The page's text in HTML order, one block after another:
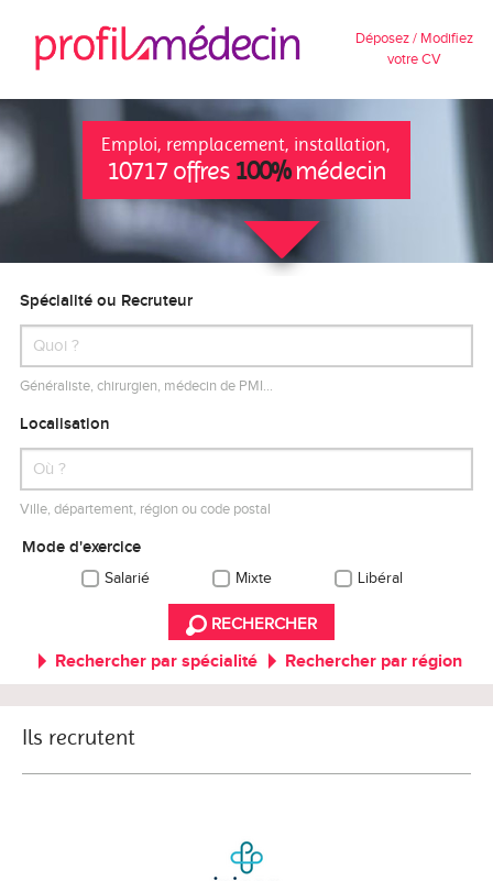
Déposez / Modifiez
votre CV
Emploi, remplacement, installation,
10717 offres 100%médecin
Spécialité ou Recruteur
Généraliste, chirurgien, médecin de PMI…
Localisation
Ville, département, région ou code postal
Mode d'exercice
Salarié Mixte Libéral
RECHERCHER
Rechercher par spécialité Rechercher par région
Ils recrutent